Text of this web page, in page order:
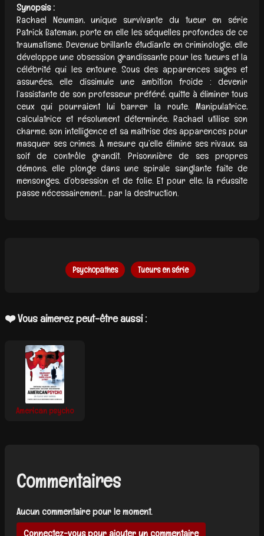
Synopsis :
Rachael Newman, unique survivante du tueur en série
Patrick Bateman, porte en elle les séquelles profondes de ce
traumatisme. Devenue brillante étudiante en criminologie, elle
développe une obsession grandissante pour les tueurs et la
célébrité qui les entoure. Sous des apparences sages et
assurées, elle dissimule une ambition froide : devenir
l’assistante de son professeur préféré, quitte à éliminer tous
ceux qui pourraient lui barrer la route. Manipulatrice,
calculatrice et résolument déterminée, Rachael utilise son
charme, son intelligence et sa maîtrise des apparences pour
masquer ses crimes. À mesure qu’elle élimine ses rivaux, sa
soif de contrôle grandit. Prisonnière de ses propres
démons, elle plonge dans une spirale sanglante faite de
mensonges, d’obsession et de folie. Et pour elle, la réussite
passe nécessairement… par la destruction.
Psychopathes Tueurs en série
❤️ Vous aimerez peut-être aussi :
American psycho
Commentaires
Aucun commentaire pour le moment.